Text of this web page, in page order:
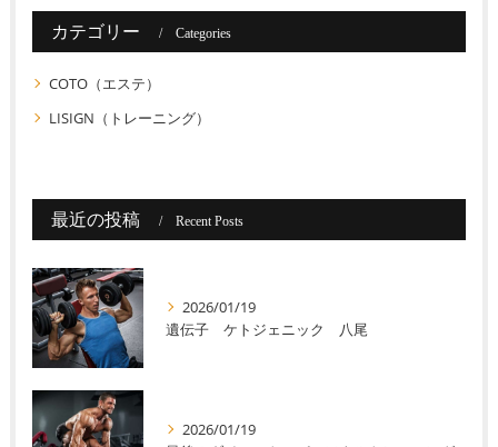
カテゴリー Categories
COTO（エステ）
LISIGN（トレーニング）
最近の投稿 Recent Posts
2026/01/19
遺伝子 ケトジェニック 八尾
2026/01/19